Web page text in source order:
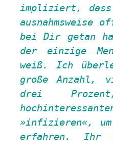
impliziert,
ausnahmsweise
bei Dir getan
der einzige
weiß. Ich
große Anzahl,
drei
infizieren ,
erfahren. Ihr